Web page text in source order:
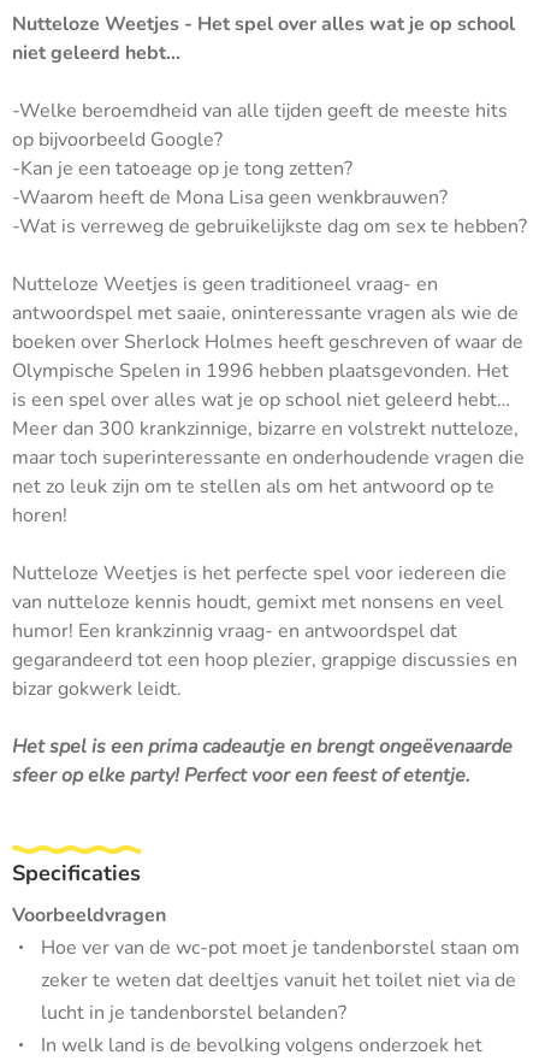
Nutteloze Weetjes - Het spel over alles wat je op school
niet geleerd hebt…
-Welke beroemdheid van alle tijden geeft de meeste hits
op bijvoorbeeld Google?
-Kan je een tatoeage op je tong zetten?
-Waarom heeft de Mona Lisa geen wenkbrauwen?
-Wat is verreweg de gebruikelijkste dag om sex te hebben?
Nutteloze Weetjes is geen traditioneel vraag- en
antwoordspel met saaie, oninteressante vragen als wie de
boeken over Sherlock Holmes heeft geschreven of waar de
Olympische Spelen in 1996 hebben plaatsgevonden. Het
is een spel over alles wat je op school niet geleerd hebt…
Meer dan 300 krankzinnige, bizarre en volstrekt nutteloze,
maar toch superinteressante en onderhoudende vragen die
net zo leuk zijn om te stellen als om het antwoord op te
horen!
Nutteloze Weetjes is het perfecte spel voor iedereen die
van nutteloze kennis houdt, gemixt met nonsens en veel
humor! Een krankzinnig vraag- en antwoordspel dat
gegarandeerd tot een hoop plezier, grappige discussies en
bizar gokwerk leidt.
Het spel is een prima cadeautje en brengt ongeëvenaarde
sfeer op elke party! Perfect voor een feest of etentje.
Specificaties
Voorbeeldvragen
Hoe ver van de wc-pot moet je tandenborstel staan om
zeker te weten dat deeltjes vanuit het toilet niet via de
lucht in je tandenborstel belanden?
In welk land is de bevolking volgens onderzoek het